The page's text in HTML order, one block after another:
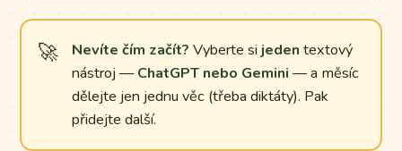
Nevíte čím začít? Vyberte si jeden textový
nástroj —ChatGPT nebo Gemini — a měsíc
dělejte jen jednu věc (třeba diktáty). Pak
přidejte další.